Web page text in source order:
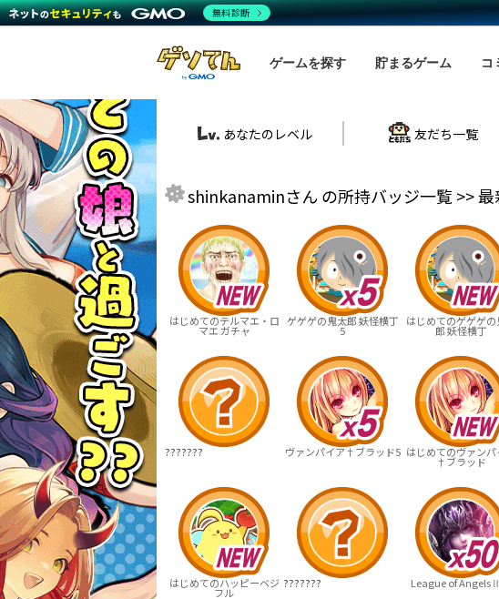
ゲームを探す 貯まるゲーム コ
あなたのレベル 友だち一覧
shinkanaminさん の所持バッジ一覧 >>
はじめてのテルマエ・ロ
マエ ガチャ
ゲゲゲの鬼太郎 妖怪横丁
5
はじめてのゲゲゲの
郎 妖怪横丁
??????? ヴァンパイア†ブラッド5 はじめてのヴァンパ
†ブラッド
はじめてのハッピーベジ
フル
??????? League of
無料診断